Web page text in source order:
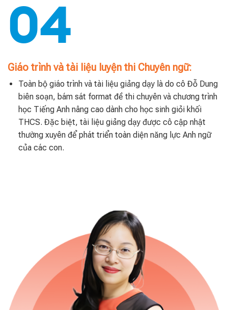
04
Giáo trình và tài liệu luyện thi Chuyên ngữ:
Toàn bộ giáo trình và tài liệu giảng dạy là do cô Đỗ Dung
biên soạn, bám sát format đề thi chuyên và chương trình
học Tiếng Anh nâng cao dành cho học sinh giỏi khối
THCS. Đặc biệt, tài liệu giảng dạy được cô cập nhật
thường xuyên để phát triển toàn diện năng lực Anh ngữ
của các con.